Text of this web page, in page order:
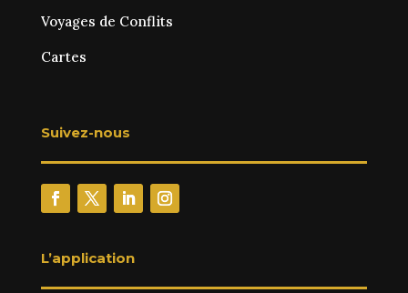
Voyages de Conflits
Cartes
Suivez-nous
L’application